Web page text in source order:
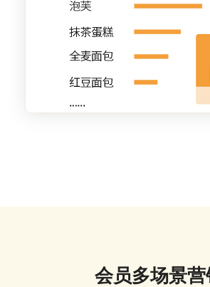
会员多场景营